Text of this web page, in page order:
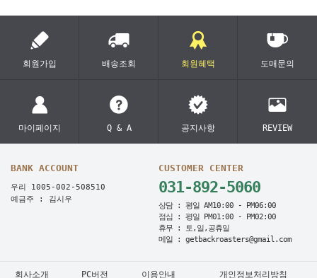
회원가입 배송조회 회원혜택 도매문의
마이페이지 Q & A 공지사항 REVIEW
BANK ACCOUNT
우리 1005-002-508510
예금주 : 김시우
CUSTOMER CENTER
031-892-5060
상담 : 평일 AM10:00 - PM06:00
점심 : 평일 PM01:00 - PM02:00
휴무 : 토,일,공휴일
메일 : getbackroasters@gmail.com
회사소개 PC버전 이용안내 개인정보처리방침